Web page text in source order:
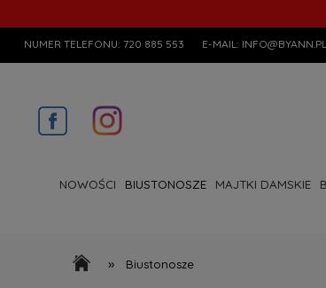
NUMER TELEFONU: 720 885 553 E-MAIL: INFO@BYANN.PL
NOWOŚCI BIUSTONOSZE MAJTKI DAMSKIE
» Biustonosze